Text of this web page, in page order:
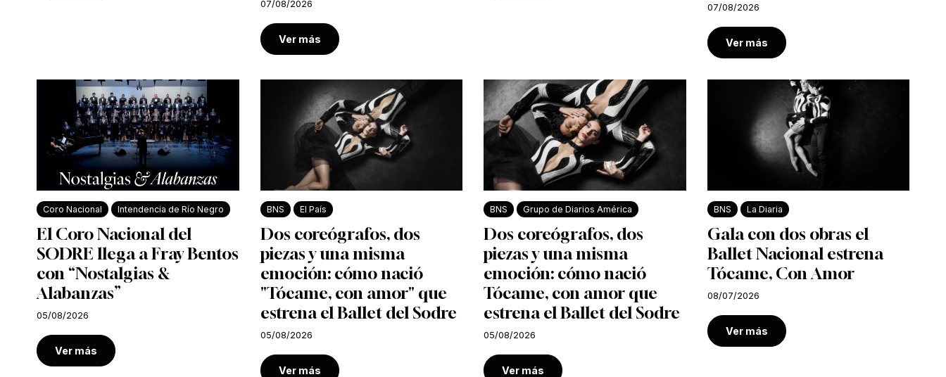
07/08/2026
Ver más
07/08/2026
Ver más
Coro Nacional Intendencia de Río Negro
El Coro Nacional del
SODRE llega a Fray Bentos
con “Nostalgias &
Alabanzas”
05/08/2026
Ver más
BNS El País
Dos coreógrafos, dos
piezas y una misma
emoción: cómo nació
"Tócame, con amor" que
estrena el Ballet del Sodre
05/08/2026
Ver más
BNS Grupo de Diarios América
Dos coreógrafos, dos
piezas y una misma
emoción: cómo nació
Tócame, con amor que
estrena el Ballet del Sodre
05/08/2026
Ver más
BNS La Diaria
Gala con dos obras el
Ballet Nacional estrena
Tócame, Con Amor
08/07/2026
Ver más